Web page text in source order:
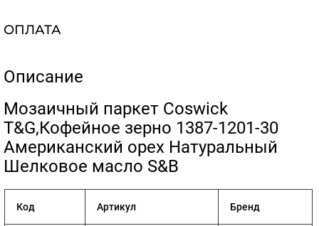
ОПЛАТА
Описание
​Мозаичный паркет Coswick
T&G,Кофейное зерно 1387-1201-30
Американский орех Натуральный
Шелковое масло S&B
Код Артикул Бренд